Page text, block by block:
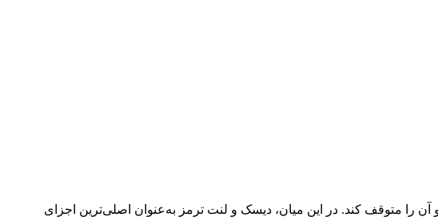
متوقف کند. در این میان، دیسک و لنت ترمز به‌عنوان اصلی‌ترین اجزای